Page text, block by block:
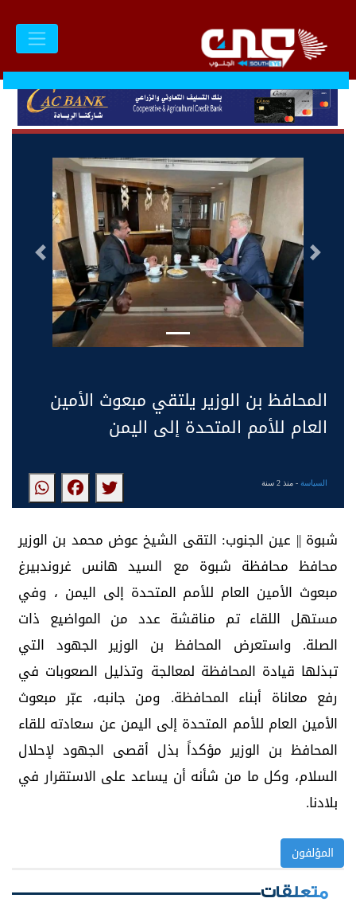
التالى السابق
المحافظ بن الوزير يلتقي مبعوث الأمين
العام للأمم المتحدة إلى اليمن
السياسة- منذ 2 سنة
شبوة || عين الجنوب: التقى الشيخ عوض محمد بن الوزير
محافظ محافظة شبوة مع السيد هانس غروندبيرغ
مبعوث الأمين العام للأمم المتحدة إلى اليمن ، وفي
مستهل اللقاء تم مناقشة عدد من المواضيع ذات
الصلة. واستعرض المحافظ بن الوزير الجهود التي
تبذلها قيادة المحافظة لمعالجة وتذليل الصعوبات في
رفع معاناة أبناء المحافظة. ومن جانبه، عبّر مبعوث
الأمين العام للأمم المتحدة إلى اليمن عن سعادته للقاء
المحافظ بن الوزير مؤكداً بذل أقصى الجهود لإحلال
السلام، وكل ما من شأنه أن يساعد على الاستقرار في
بلادنا.
المؤلفون
متعلقات